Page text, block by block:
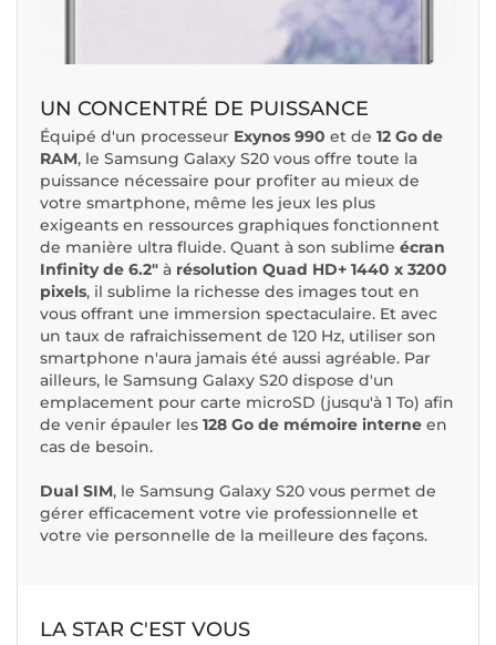
UN CONCENTRÉ DE PUISSANCE
Équipé d'un processeur Exynos 990 et de 12 Go de
RAM, le Samsung Galaxy S20 vous offre toute la
puissance nécessaire pour profiter au mieux de
votre smartphone, même les jeux les plus
exigeants en ressources graphiques fonctionnent
de manière ultra fluide. Quant à son sublime écran
Infinity de 6.2" à résolution Quad HD+ 1440 x 3200
pixels, il sublime la richesse des images tout en
vous offrant une immersion spectaculaire. Et avec
un taux de rafraichissement de 120 Hz, utiliser son
smartphone n'aura jamais été aussi agréable. Par
ailleurs, le Samsung Galaxy S20 dispose d'un
emplacement pour carte microSD (jusqu'à 1 To) afin
de venir épauler les 128 Go de mémoire interne en
cas de besoin.
Dual SIM, le Samsung Galaxy S20 vous permet de
gérer efficacement votre vie professionnelle et
votre vie personnelle de la meilleure des façons.
LA STAR C'EST VOUS